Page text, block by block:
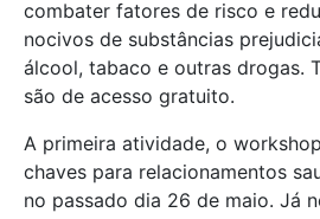
combater fatores de risco e
nocivos de substâncias
álcool, tabaco e outras drogas.
são de acesso gratuito.
A primeira atividade, o
chaves para relacionamentos
no passado dia 26 de maio. Já